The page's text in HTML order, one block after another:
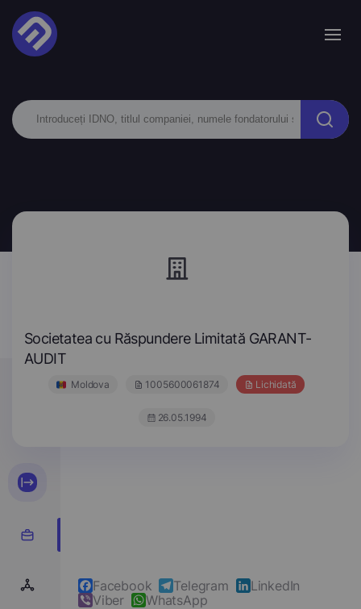
Societatea cu Răspundere Limitată GARANT-
AUDIT
Moldova 1005600061874 Lichidată
26.05.1994
Facebook Telegram
LinkedIn
Viber
WhatsApp